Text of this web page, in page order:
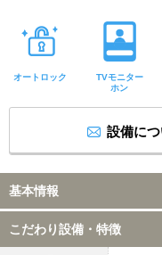
オートロック
TVモニター
ホン
設備に
基本情報
こだわり設備・特徴